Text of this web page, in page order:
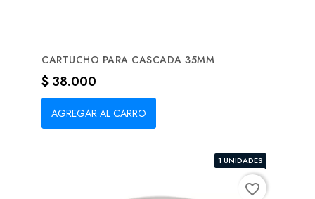
CARTUCHO PARA CASCADA 35MM
Precio
$ 38.000
AGREGAR AL CARRO
1 UNIDADES
favorite_border